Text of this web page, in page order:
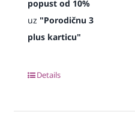
popust od 10%
uz "Porodičnu 3
plus karticu"
Details